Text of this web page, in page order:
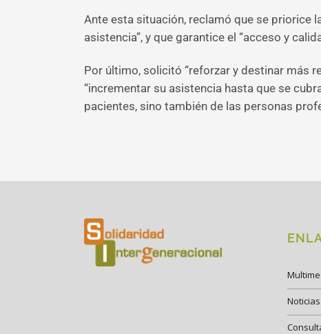
Ante esta situación, reclamó que se priorice
asistencia”, y que garantice el “acceso y
Por último, solicitó “reforzar y destinar más
“incrementar su asistencia hasta que se
pacientes, sino también de las personas
Noticias